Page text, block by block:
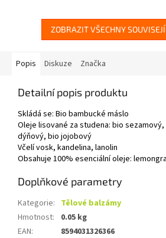
ZOBRAZIT VŠECHNY
Popis Diskuze Značka
Detailní popis produktu
Skládá se: Bio bambucké máslo
Oleje lisované za studena: bio
dýňový, bio jojobový
Včelí vosk, kandelina, lanolin
Obsahuje 100% esenciální oleje:
Doplňkové parametry
Kategorie: Tělové balzámy
Hmotnost:
0.05 kg
EAN: 8594031326366